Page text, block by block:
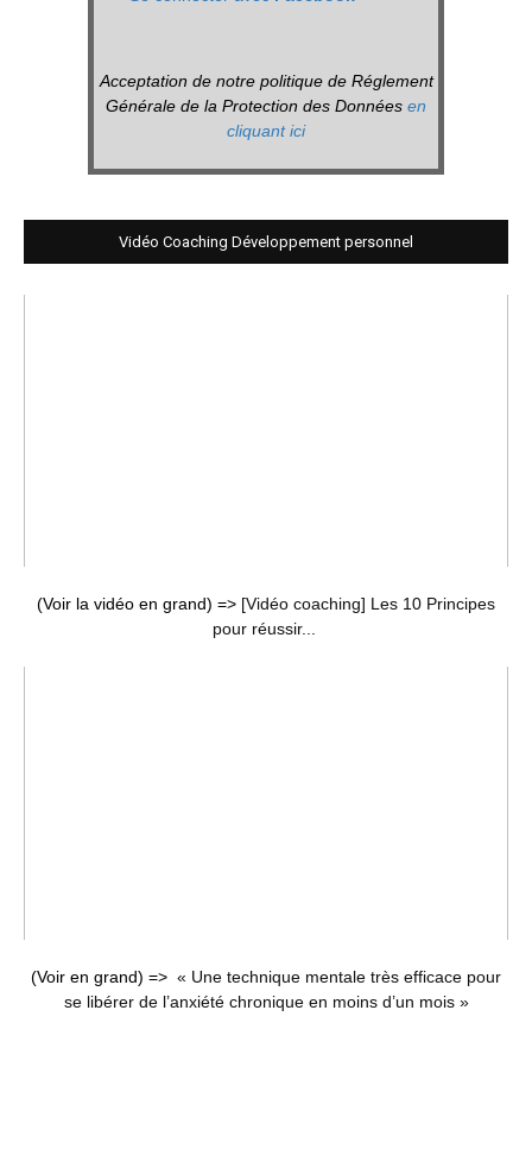
Acceptation de notre politique de Réglement
Générale de la Protection des Données en
cliquant ici
Vidéo Coaching Développement personnel
(Voir la vidéo en grand) => [Vidéo coaching] Les 10 Principes
pour réussir...
(Voir en grand) => « Une technique mentale très efficace pour
se libérer de l’anxiété chronique en moins d’un mois »